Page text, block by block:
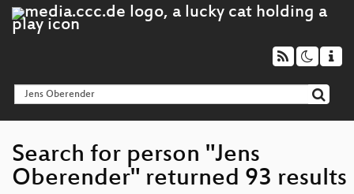
Search for person "Jens
Oberender" returned 93 results